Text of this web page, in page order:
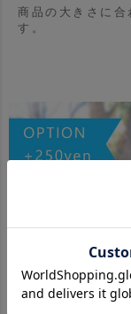
商品の大きさに合
す。